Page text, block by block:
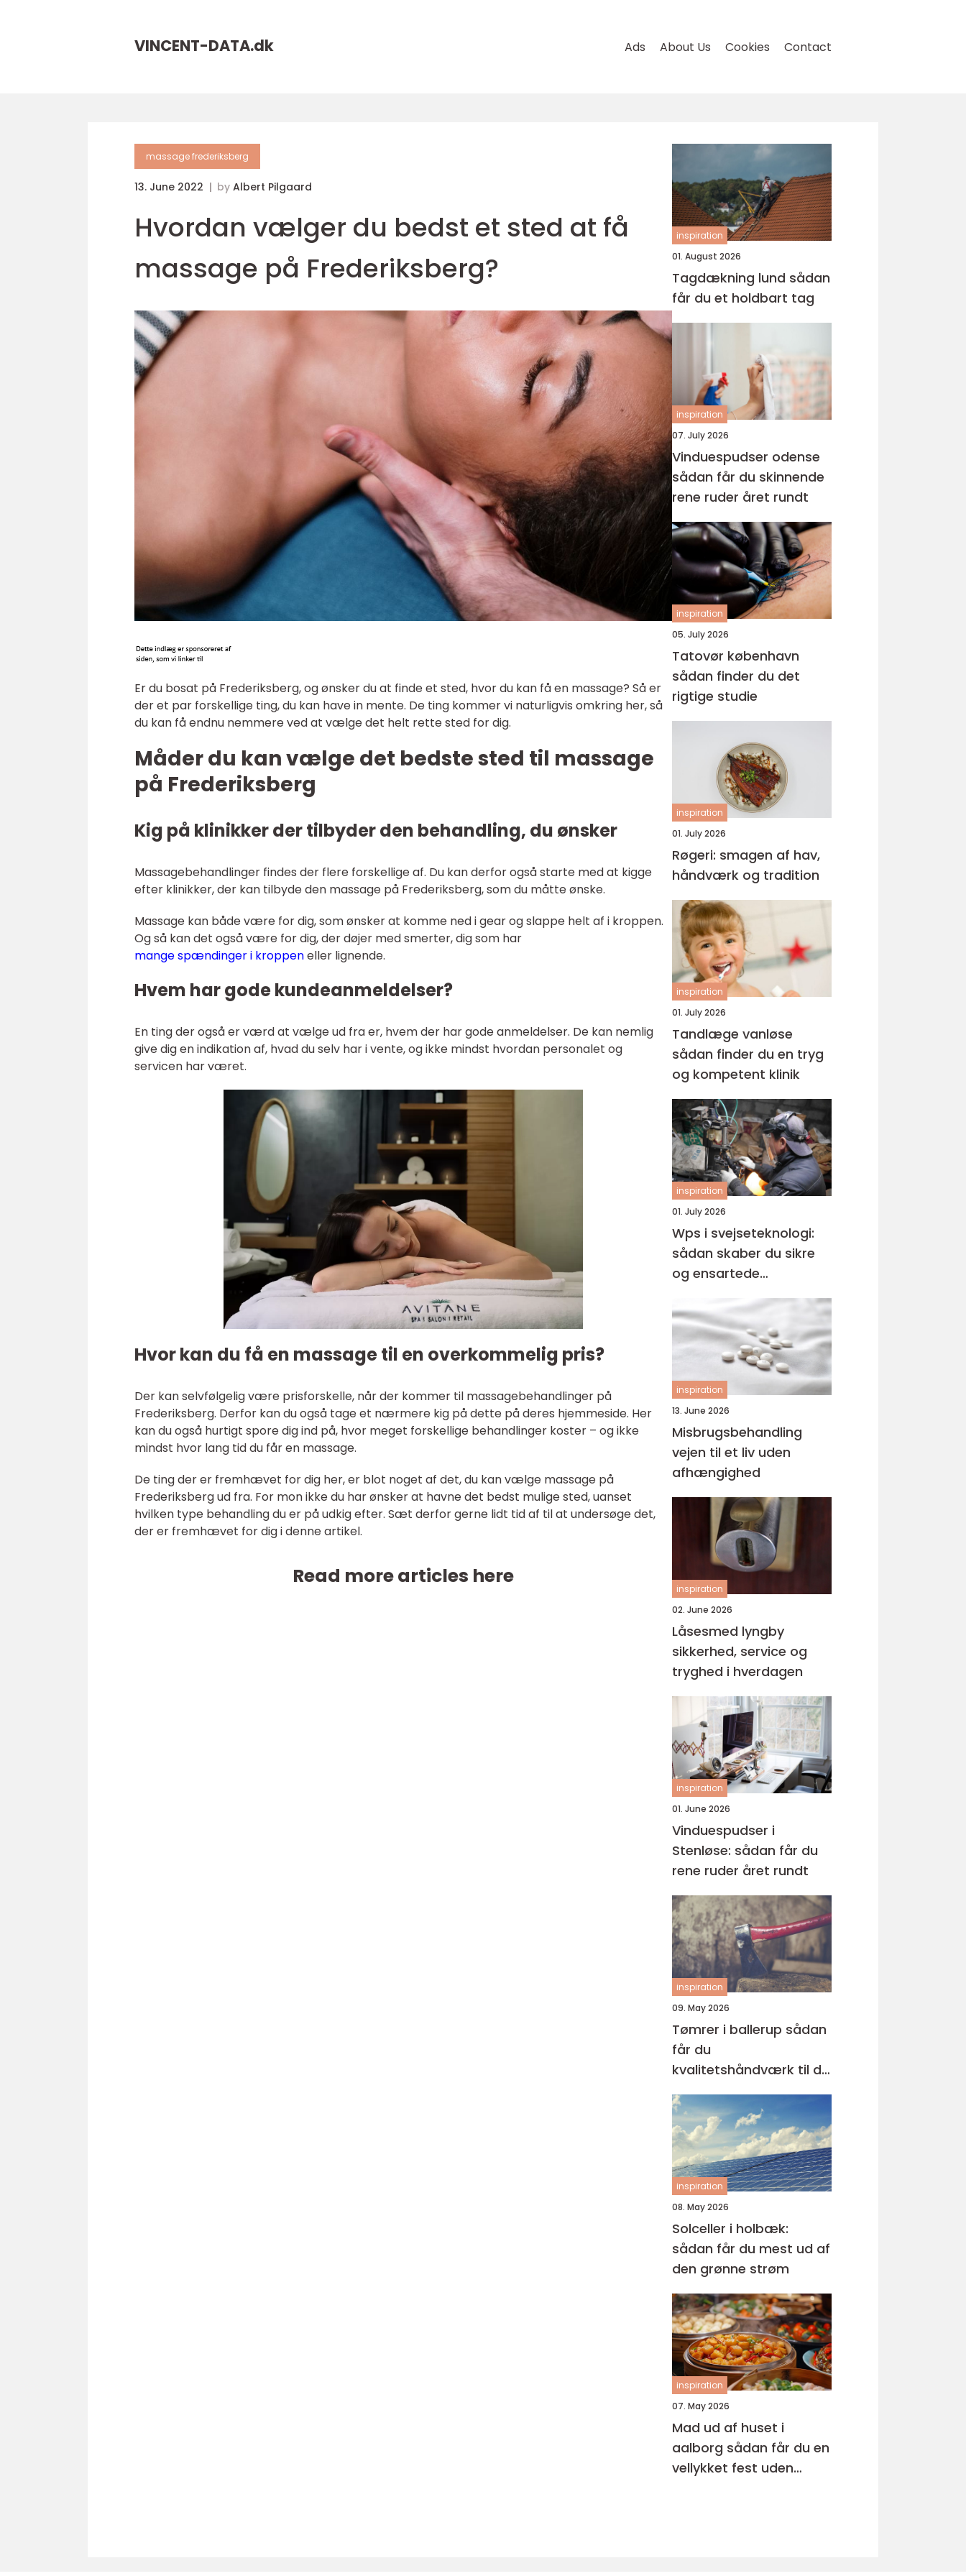
VINCENT-DATA.dk Ads About Us Cookies Contact
massage frederiksberg
13. June 2022 by Albert Pilgaard
Hvordan vælger du bedst et sted at få
massage på Frederiksberg?
Er du bosat på Frederiksberg, og ønsker du at finde et sted, hvor du kan få en massage? Så er
der et par forskellige ting, du kan have in mente. De ting kommer vi naturligvis omkring her, så
du kan få endnu nemmere ved at vælge det helt rette sted for dig.
Måder du kan vælge det bedste sted til massage
på Frederiksberg
Kig på klinikker der tilbyder den behandling, du ønsker
Massagebehandlinger findes der flere forskellige af. Du kan derfor også starte med at kigge
efter klinikker, der kan tilbyde den massage på Frederiksberg, som du måtte ønske.
Massage kan både være for dig, som ønsker at komme ned i gear og slappe helt af i kroppen.
Og så kan det også være for dig, der døjer med smerter, dig som har
mange spændinger i kroppeneller lignende.
Hvem har gode kundeanmeldelser?
En ting der også er værd at vælge ud fra er, hvem der har gode anmeldelser. De kan nemlig
give dig en indikation af, hvad du selv har i vente, og ikke mindst hvordan personalet og
servicen har været.
Hvor kan du få en massage til en overkommelig pris?
Der kan selvfølgelig være prisforskelle, når der kommer til massagebehandlinger på
Frederiksberg. Derfor kan du også tage et nærmere kig på dette på deres hjemmeside. Her
kan du også hurtigt spore dig ind på, hvor meget forskellige behandlinger koster – og ikke
mindst hvor lang tid du får en massage.
De ting der er fremhævet for dig her, er blot noget af det, du kan vælge massage på
Frederiksberg ud fra. For mon ikke du har ønsker at havne det bedst mulige sted, uanset
hvilken type behandling du er på udkig efter. Sæt derfor gerne lidt tid af til at undersøge det,
der er fremhævet for dig i denne artikel.
Read more articles here
inspiration
01. August 2026
Tagdækning lund sådan
får du et holdbart tag
inspiration
07. July 2026
Vinduespudser odense
sådan får du skinnende
rene ruder året rundt
inspiration
05. July 2026
Tatovør københavn
sådan finder du det
rigtige studie
inspiration
01. July 2026
Røgeri: smagen af hav,
håndværk og tradition
inspiration
01. July 2026
Tandlæge vanløse
sådan finder du en tryg
og kompetent klinik
inspiration
01. July 2026
Wps i svejseteknologi:
sådan skaber du sikre
og ensartede
inspiration
13. June 2026
Misbrugsbehandling
vejen til et liv uden
afhængighed
inspiration
02. June 2026
Låsesmed lyngby
sikkerhed, service og
tryghed i hverdagen
inspiration
01. June 2026
Vinduespudser i
Stenløse: sådan får du
rene ruder året rundt
inspiration
09. May 2026
Tømrer i ballerup sådan
får du
kvalitetshåndværk til dit
næste projekt
inspiration
08. May 2026
Solceller i holbæk:
sådan får du mest ud af
den grønne strøm
inspiration
07. May 2026
Mad ud af huset i
aalborg sådan får du en
vellykket fest uden